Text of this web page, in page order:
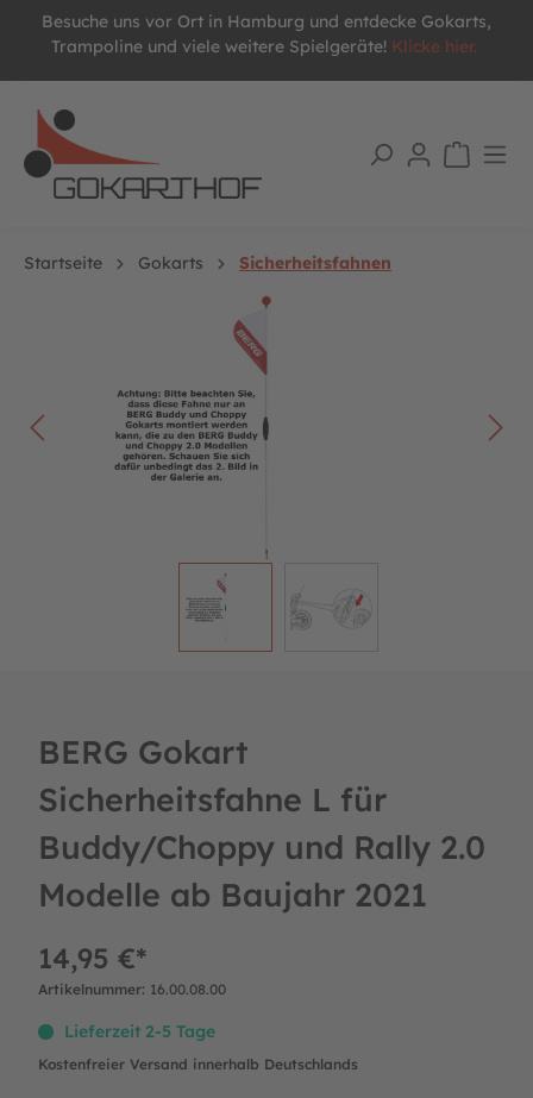
springen
Besuche uns vor Ort in Hamburg und entdecke Gokarts,
Trampoline und viele weitere Spielgeräte! Klicke hier.
Startseite Gokarts
Sicherheitsfahnen
BERG Gokart
Sicherheitsfahne L für
Buddy/Choppy und Rally 2.0
Modelle ab Baujahr 2021
14,95 €*
Artikelnummer: 16.00.08.00
Lieferzeit 2-5 Tage
Kostenfreier Versand innerhalb Deutschlands